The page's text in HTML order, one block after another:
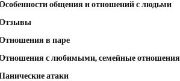
общения и отношений с людьми
в паре
с любимыми, семейные отношения
атаки